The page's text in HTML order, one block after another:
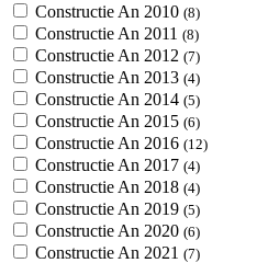
Constructie An 2010 (8)
Constructie An 2011 (8)
Constructie An 2012 (7)
Constructie An 2013 (4)
Constructie An 2014 (5)
Constructie An 2015 (6)
Constructie An 2016 (12)
Constructie An 2017 (4)
Constructie An 2018 (4)
Constructie An 2019 (5)
Constructie An 2020 (6)
Constructie An 2021 (7)